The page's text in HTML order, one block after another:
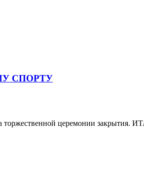
СПОРТУ
торжественной церемонии закрытия.